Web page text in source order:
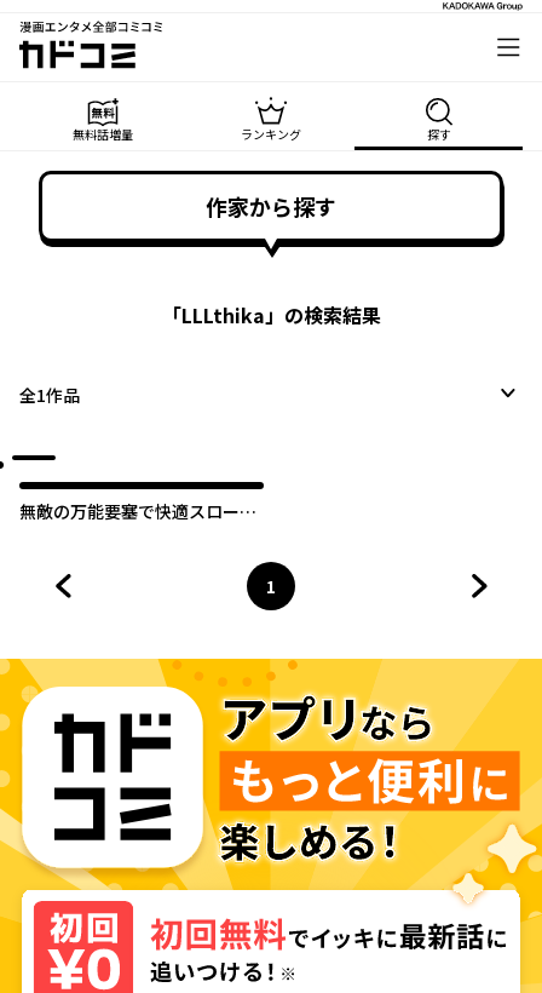
漫画エンタメ全部コミコミ
カドコミ
無料話増量 ランキング 探す
作家から探す
「LLLthika」の検索結果
全1作品
無敵の万能要塞で快適スローラ
ページ
1
へ